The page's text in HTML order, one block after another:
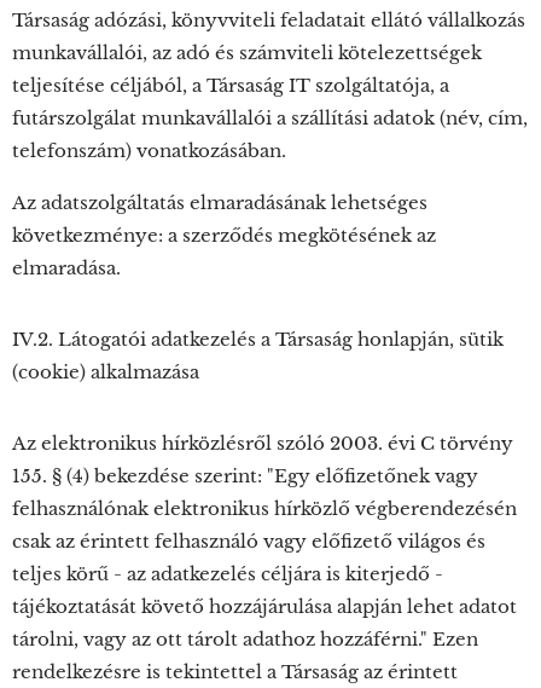
Társaság adózási, könyvviteli feladatait ellátó vállalkozás
munkavállalói, az adó és számviteli kötelezettségek
teljesítése céljából, a Társaság IT szolgáltatója, a
futárszolgálat munkavállalói a szállítási adatok (név, cím,
telefonszám) vonatkozásában.
Az adatszolgáltatás elmaradásának lehetséges
következménye: a szerződés megkötésének az
elmaradása.
IV.2. Látogatói adatkezelés a Társaság honlapján, sütik
(cookie) alkalmazása
Az elektronikus hírközlésről szóló 2003. évi C törvény
155. § (4) bekezdése szerint: "Egy előfizetőnek vagy
felhasználónak elektronikus hírközlő végberendezésén
csak az érintett felhasználó vagy előfizető világos és
teljes körű - az adatkezelés céljára is kiterjedő -
tájékoztatását követő hozzájárulása alapján lehet adatot
tárolni, vagy az ott tárolt adathoz hozzáférni." Ezen
rendelkezésre is tekintettel a Társaság az érintett